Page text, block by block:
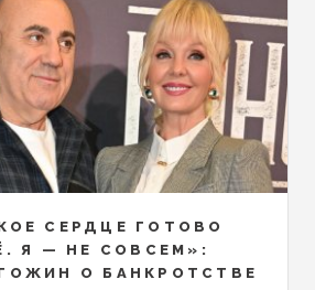
СЕРДЦЕ ГОТОВО
Я — НЕ СОВСЕМ»:
О БАНКРОТСТВЕ